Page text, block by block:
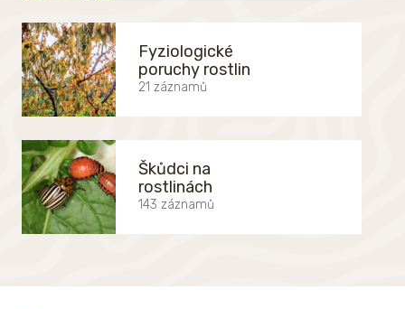
Fyziologické
poruchy rostlin
21 záznamů
Škůdci na
rostlinách
143 záznamů